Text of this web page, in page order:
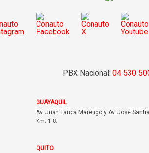
PBX Nacional: 04 530
GUAYAQUIL
Av. Juan Tanca Marengo y Av. José
Km. 1.8.
QUITO